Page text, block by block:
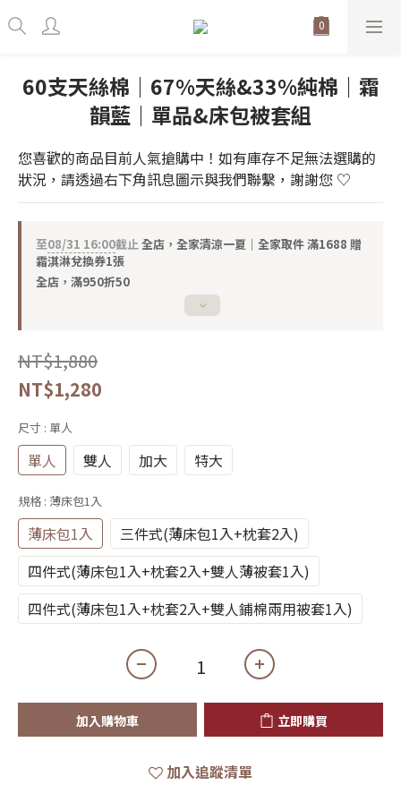
60支天絲棉｜67%天絲&33%純棉｜霜
韻藍｜單品&床包被套組
您喜歡的商品目前人氣搶購中！如有庫存不足無法選購的
狀況，請透過右下角訊息圖示與我們聯繫，謝謝您 ♡
至08/31 16:00截止全店，全家清涼一夏｜全家取件 滿1688 贈
霜淇淋兌換券1張
全店，滿950折50
NT$1,880
NT$1,280
尺寸 : 單人
單人 雙人 加大 特大
規格 : 薄床包1入
薄床包1入
三件式(薄床包1入+枕套2入)
四件式(薄床包1入+枕套2入+雙人薄被套1入)
四件式(薄床包1入+枕套2入+雙人鋪棉兩用被套1入)
加入購物車 立即購買
加入追蹤清單